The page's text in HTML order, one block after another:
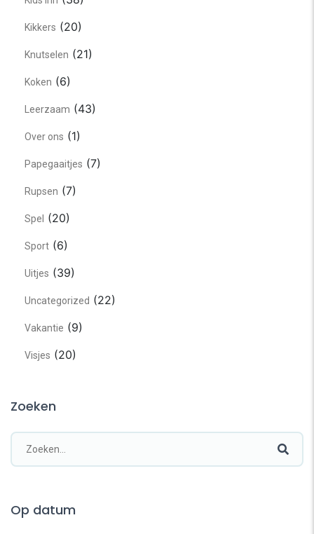
Kikkers (20)
Knutselen (21)
Koken (6)
Leerzaam (43)
Over ons (1)
Papegaaitjes (7)
Rupsen (7)
Spel (20)
Sport (6)
Uitjes (39)
Uncategorized (22)
Vakantie (9)
Visjes (20)
Zoeken
Op datum